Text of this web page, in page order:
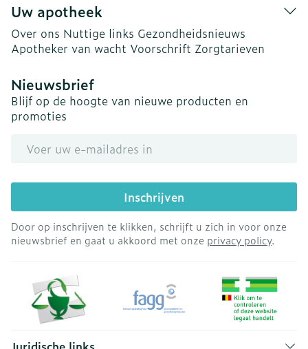
Uw apotheek
Over ons Nuttige links Gezondheidsnieuws
Apotheker van wacht Voorschrift Zorgtarieven
Nieuwsbrief
Blijf op de hoogte van nieuwe producten en
promoties
Inschrijven
Door op inschrijven te klikken, schrijft u zich in voor onze
nieuwsbrief en gaat u akkoord met onze privacy policy.